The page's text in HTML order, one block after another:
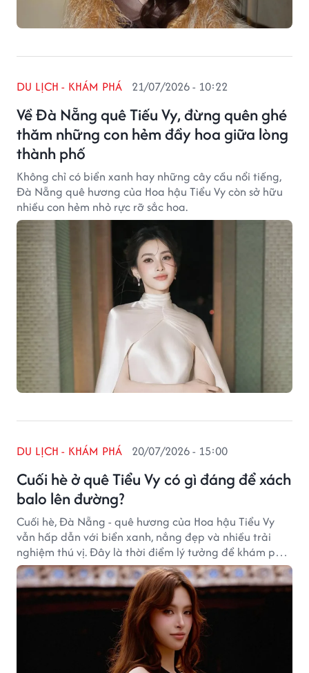
Về Đà Nẵng quê Tiếu Vy, đừng quên ghé
thăm những con hẻm đầy hoa giữa lòng
thành phố
DU LỊCH - KHÁM PHÁ 21/07/2026 - 10:22
Không chỉ có biển xanh hay những cây cầu nổi tiếng,
Đà Nẵng quê hương của Hoa hậu Tiểu Vy còn sở hữu
nhiều con hẻm nhỏ rực rỡ sắc hoa.
Cuối hè ở quê Tiểu Vy có gì đáng để xách
balo lên đường?
DU LỊCH - KHÁM PHÁ 20/07/2026 - 15:00
Cuối hè, Đà Nẵng - quê hương của Hoa hậu Tiểu Vy
vẫn hấp dẫn với biển xanh, nắng đẹp và nhiều trải
nghiệm thú vị. Đây là thời điểm lý tưởng để khám phá
thành phố biển trong không gian thư thái hơn.